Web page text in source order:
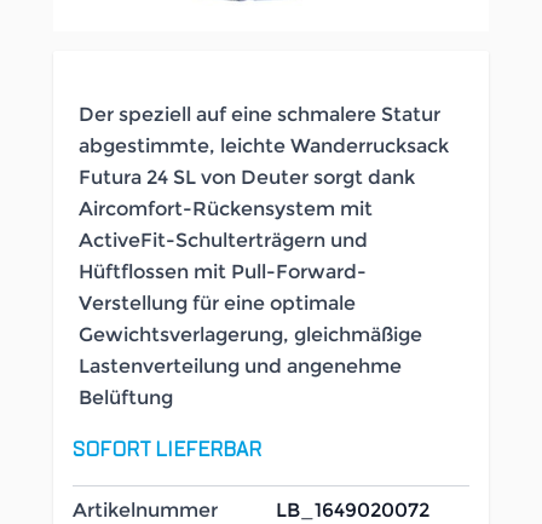
Der speziell auf eine schmalere Statur
abgestimmte, leichte Wanderrucksack
Futura 24 SL von Deuter sorgt dank
Aircomfort-Rückensystem mit
ActiveFit-Schulterträgern und
Hüftflossen mit Pull-Forward-
Verstellung für eine optimale
Gewichtsverlagerung, gleichmäßige
Lastenverteilung und angenehme
Belüftung
SOFORT LIEFERBAR
Artikelnummer LB_1649020072